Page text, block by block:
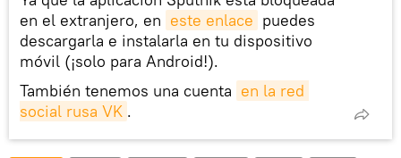
en el extranjero, en este enlace puedes
descargarla e instalarla en tu dispositivo
móvil (¡solo para Android!).
También tenemos una cuenta en la red
social rusa VK .